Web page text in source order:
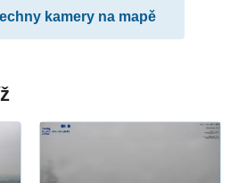
kamery na mapě